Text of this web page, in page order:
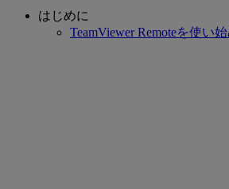
はじめに
TeamViewer Remoteを使い